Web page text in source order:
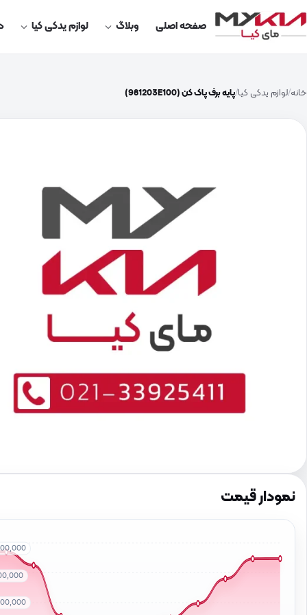
صفحه اصلی وبلاگ لوازم یدکی کیا
خانه لوازم یدکی کیا پایه برف پاک کن (981203E100)
نمودار قیمت